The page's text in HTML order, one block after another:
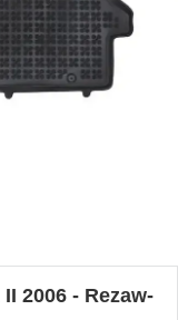
2006 - Rezaw-